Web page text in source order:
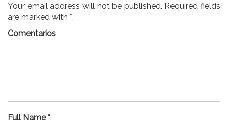
Your email address will not be published. Required fields
are marked with *.
Comentarios
Full Name *